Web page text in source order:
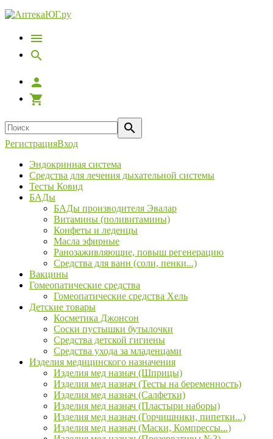
РегистрацияВход
Эндокринная система
Средства для лечения дыхательной системы
Тесты Ковид
БАДы
БАДы производителя Эвалар
Витамины (поливитамины)
Конфеты и леденцы
Масла эфирные
Ранозаживляющие, повыш регенерацию
Средства для ванн (соли, пенки...)
Вакцины
Гомеопатические средства
Гомеопатические средства Хель
Детские товары
Косметика Джонсон
Соски пустышки бутылочки
Средства детской гигиены
Средства ухода за младенцами
Изделия медицинского назначения
Изделия мед назнач (Шприцы)
Изделия мед назнач (Тесты на беременность)
Изделия мед назнач (Салфетки)
Изделия мед назнач (Пластыри наборы)
Изделия мед назнач (Горчишники, пипетки...)
Изделия мед назнач (Маски, Компрессы...)